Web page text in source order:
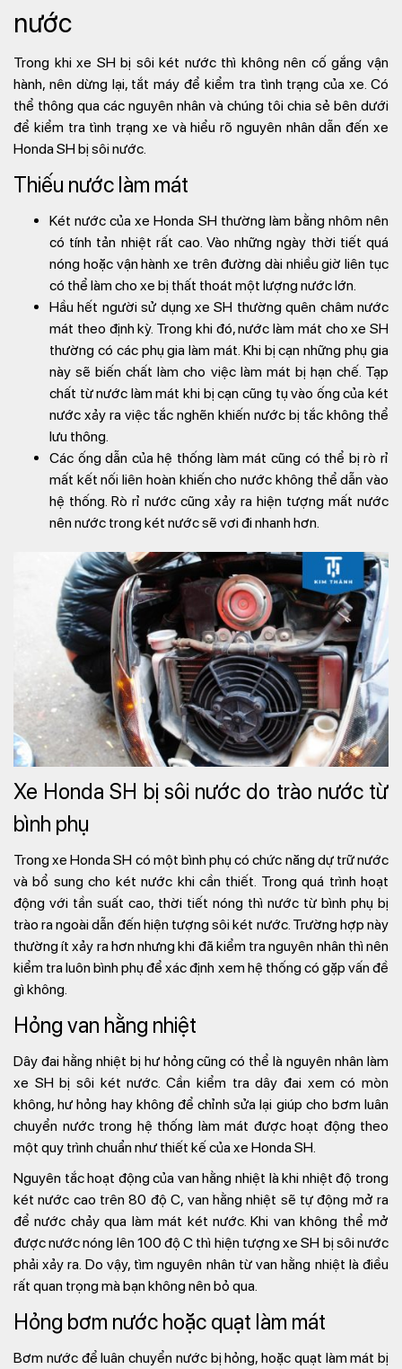
nước
Trong khi xe SH bị sôi két nước thì không nên cố gắng vận
hành, nên dừng lại, tắt máy để kiểm tra tình trạng của xe. Có
thể thông qua các nguyên nhân và chúng tôi chia sẻ bên dưới
để kiểm tra tình trạng xe và hiểu rõ nguyên nhân dẫn đến xe
Honda SH bị sôi nước.
Thiếu nước làm mát
Két nước của xe Honda SH thường làm bằng nhôm nên
có tính tản nhiệt rất cao. Vào những ngày thời tiết quá
nóng hoặc vận hành xe trên đường dài nhiều giờ liên tục
có thể làm cho xe bị thất thoát một lượng nước lớn.
Hầu hết người sử dụng xe SH thường quên châm nước
mát theo định kỳ. Trong khi đó, nước làm mát cho xe SH
thường có các phụ gia làm mát. Khi bị cạn những phụ gia
này sẽ biến chất làm cho việc làm mát bị hạn chế. Tạp
chất từ nước làm mát khi bị cạn cũng tụ vào ống của két
nước xảy ra việc tắc nghẽn khiến nước bị tắc không thể
lưu thông.
Các ống dẫn của hệ thống làm mát cũng có thể bị rò rỉ
mất kết nối liên hoàn khiến cho nước không thể dẫn vào
hệ thống. Rò rỉ nước cũng xảy ra hiện tượng mất nước
nên nước trong két nước sẽ vơi đi nhanh hơn.
Xe Honda SH bị sôi nước do trào nước từ
bình phụ
Trong xe Honda SH có một bình phụ có chức năng dự trữ nước
và bổ sung cho két nước khi cần thiết. Trong quá trình hoạt
động với tần suất cao, thời tiết nóng thì nước từ bình phụ bị
trào ra ngoài dẫn đến hiện tượng sôi két nước. Trường hợp này
thường ít xảy ra hơn nhưng khi đã kiểm tra nguyên nhân thì nên
kiểm tra luôn bình phụ để xác định xem hệ thống có gặp vấn đề
gì không.
Hỏng van hằng nhiệt
Dây đai hằng nhiệt bị hư hỏng cũng có thể là nguyên nhân làm
xe SH bị sôi két nước. Cần kiểm tra dây đai xem có mòn
không, hư hỏng hay không để chỉnh sửa lại giúp cho bơm luân
chuyển nước trong hệ thống làm mát được hoạt động theo
một quy trình chuẩn như thiết kế của xe Honda SH.
Nguyên tắc hoạt động của van hằng nhiệt là khi nhiệt độ trong
két nước cao trên 80 độ C, van hằng nhiệt sẽ tự động mở ra
để nước chảy qua làm mát két nước. Khi van không thể mở
được nước nóng lên 100 độ C thì hiện tượng xe SH bị sôi nước
phải xảy ra. Do vậy, tìm nguyên nhân từ van hằng nhiệt là điều
rất quan trọng mà bạn không nên bỏ qua.
Hỏng bơm nước hoặc quạt làm mát
Bơm nước để luân chuyển nước bị hỏng, hoặc quạt làm mát bị